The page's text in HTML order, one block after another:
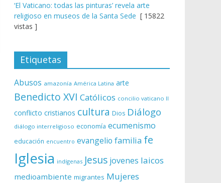
‘El Vaticano: todas las pinturas’ revela arte
religioso en museos de la Santa Sede [ 15822
vistas ]
Etiquetas
Abusos amazonía América Latina arte
Benedicto XVI Católicos concilio vaticano II
conflicto cristianos cultura Dios Diálogo
diálogo interreligioso economía ecumenismo
educación encuentro evangelio familia fe
Iglesia indígenas Jesus jovenes laicos
medioambiente migrantes Mujeres